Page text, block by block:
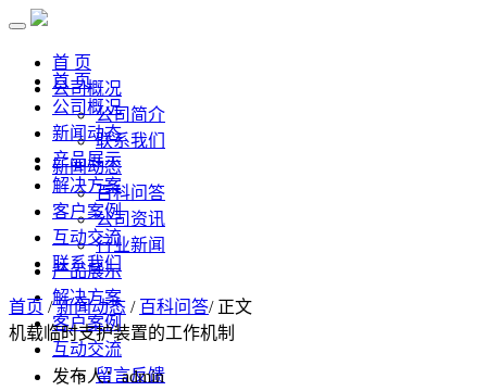
首 页
公司概况
公司简介
联系我们
新闻动态
百科问答
公司资讯
行业新闻
产品展示
解决方案
客户案例
互动交流
留言反馈
首 页
公司概况
新闻动态
产品展示
解决方案
客户案例
互动交流
联系我们
首页 /新闻动态 / 百科问答/ 正文
机载临时支护装置的工作机制
发布人：admin